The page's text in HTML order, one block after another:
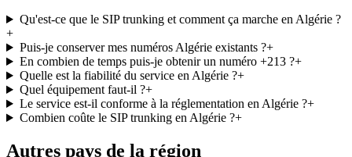
Qu'est-ce que le SIP trunking et comment ça marche en Algérie ?
+
Puis-je conserver mes numéros Algérie existants ?+
En combien de temps puis-je obtenir un numéro +213 ?+
Quelle est la fiabilité du service en Algérie ?+
Quel équipement faut-il ?+
Le service est-il conforme à la réglementation en Algérie ?+
Combien coûte le SIP trunking en Algérie ?+
Autres pays de la région